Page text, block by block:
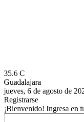
35.6 C
Guadalajara
jueves, 6 de agosto de
Registrarse
¡Bienvenido! Ingresa en